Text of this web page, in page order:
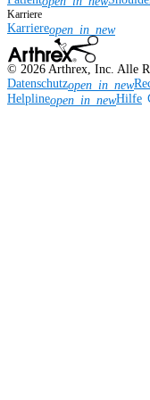
Karriere
Karriereopen_in_new
© 2026 Arthrex, Inc. Alle
Datenschutzopen_in_new
Helplineopen_in_newHilfe